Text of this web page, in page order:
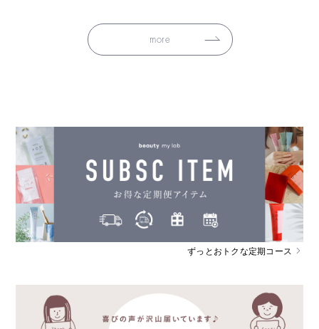
more
ずっとおトクな定期コース